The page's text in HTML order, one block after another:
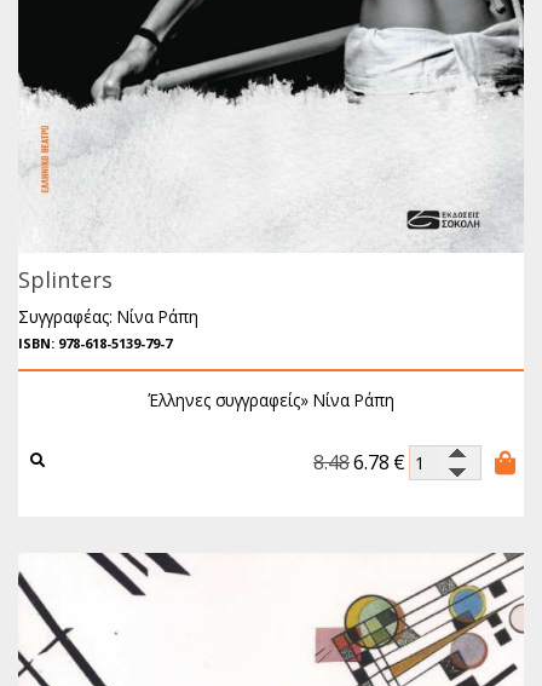
Splinters
Συγγραφέας: Νίνα Ράπη
ISBN: 978-618-5139-79-7
Έλληνες συγγραφείς» Νίνα Ράπη
8.486.78 €